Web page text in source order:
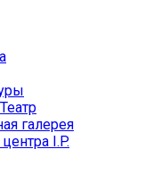
галерея
I.P.